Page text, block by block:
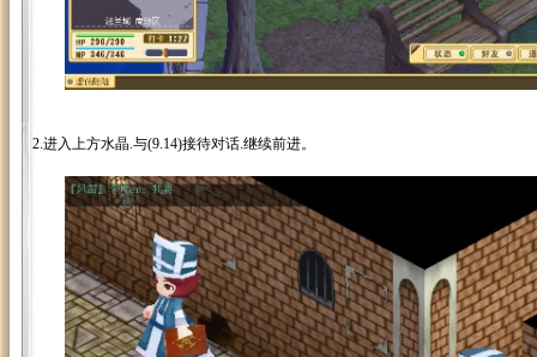
2.进入上方水晶.与(9.14)接待对话.继续前进。